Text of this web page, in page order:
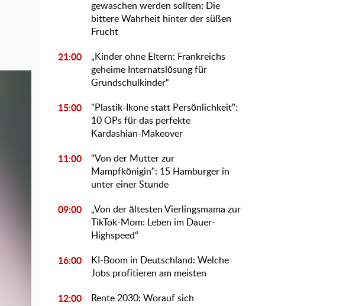
gewaschen werden sollten: Die
bittere Wahrheit hinter der süßen
Frucht
21:00
„Kinder ohne Eltern: Frankreichs
geheime Internatslösung für
Grundschulkinder“
15:00
"Plastik-Ikone statt Persönlichkeit":
10 OPs für das perfekte
Kardashian-Makeover
11:00
"Von der Mutter zur
Mampfkönigin": 15 Hamburger in
unter einer Stunde
09:00
„Von der ältesten Vierlingsmama zur
TikTok-Mom: Leben im Dauer-
Highspeed“
16:00
KI-Boom in Deutschland: Welche
Jobs profitieren am meisten
12:00
Rente 2030: Worauf sich